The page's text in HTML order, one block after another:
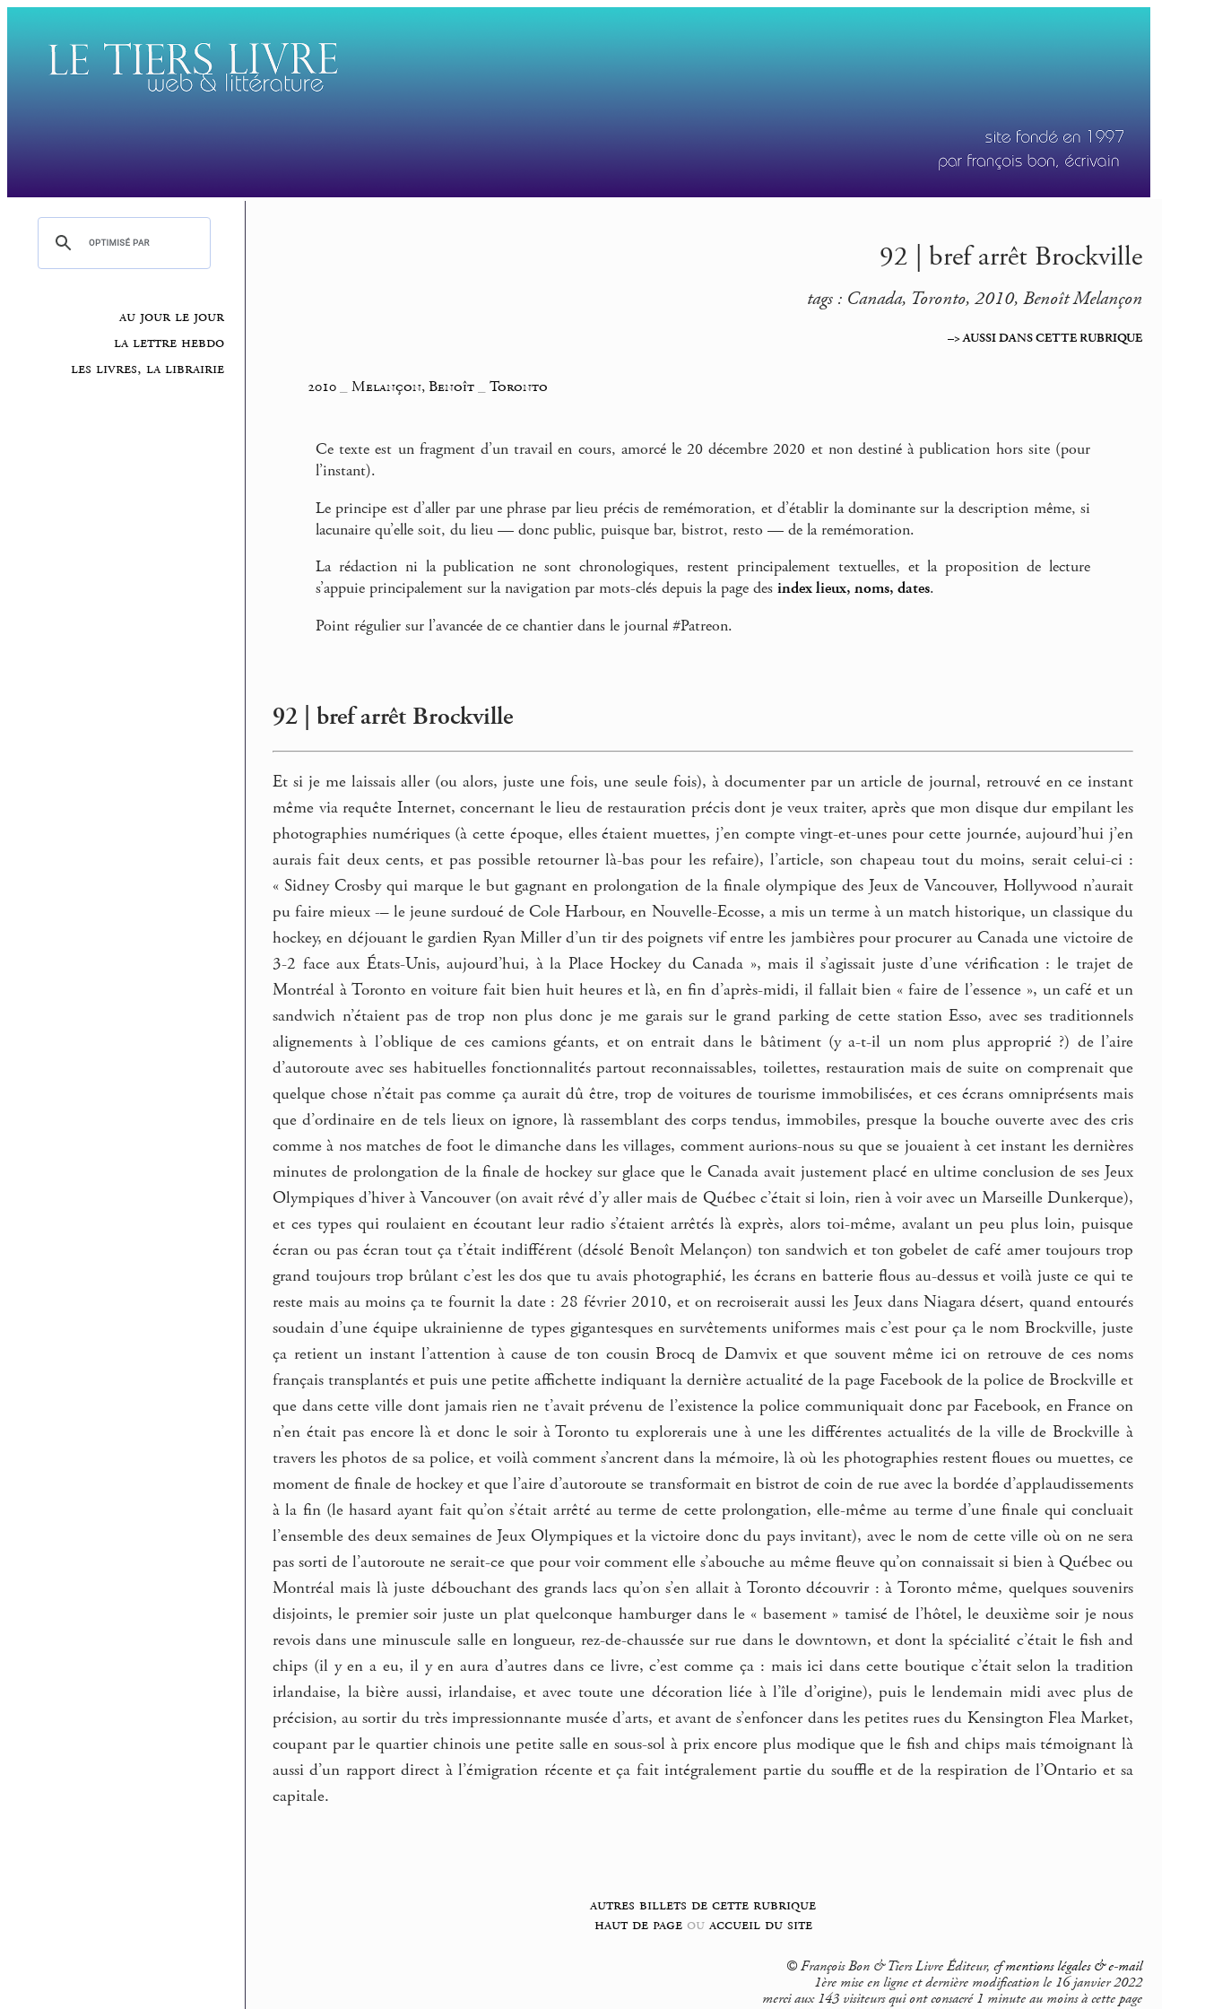
au jour le jour
la lettre hebdo
les livres, la librairie
92 | bref arrêt Brockville
tags : Canada, Toronto, 2010, Benoît Melançon
–> AUSSI DANS CETTE RUBRIQUE
2010 _Melançon, Benoît _Toronto
Ce texte est un fragment d’un travail en cours, amorcé le 20 décembre 2020 et non destiné à publication hors site (pour
l’instant).
Le principe est d’aller par une phrase par lieu précis de remémoration, et d’établir la dominante sur la description même, si
lacunaire qu’elle soit, du lieu — donc public, puisque bar, bistrot, resto — de la remémoration.
La rédaction ni la publication ne sont chronologiques, restent principalement textuelles, et la proposition de lecture
s’appuie principalement sur la navigation par mots-clés depuis la page des index lieux, noms, dates.
Point régulier sur l’avancée de ce chantier dans le journal #Patreon.
92 | bref arrêt Brockville
Et si je me laissais aller (ou alors, juste une fois, une seule fois), à documenter par un article de journal, retrouvé en ce instant
même via requête Internet, concernant le lieu de restauration précis dont je veux traiter, après que mon disque dur empilant les
photographies numériques (à cette époque, elles étaient muettes, j’en compte vingt-et-unes pour cette journée, aujourd’hui j’en
aurais fait deux cents, et pas possible retourner là-bas pour les refaire), l’article, son chapeau tout du moins, serait celui-ci :
« Sidney Crosby qui marque le but gagnant en prolongation de la finale olympique des Jeux de Vancouver, Hollywood n’aurait
pu faire mieux -– le jeune surdoué de Cole Harbour, en Nouvelle-Ecosse, a mis un terme à un match historique, un classique du
hockey, en déjouant le gardien Ryan Miller d’un tir des poignets vif entre les jambières pour procurer au Canada une victoire de
3-2 face aux États-Unis, aujourd’hui, à la Place Hockey du Canada », mais il s’agissait juste d’une vérification : le trajet de
Montréal à Toronto en voiture fait bien huit heures et là, en fin d’après-midi, il fallait bien « faire de l’essence », un café et un
sandwich n’étaient pas de trop non plus donc je me garais sur le grand parking de cette station Esso, avec ses traditionnels
alignements à l’oblique de ces camions géants, et on entrait dans le bâtiment (y a-t-il un nom plus approprié ?) de l’aire
d’autoroute avec ses habituelles fonctionnalités partout reconnaissables, toilettes, restauration mais de suite on comprenait que
quelque chose n’était pas comme ça aurait dû être, trop de voitures de tourisme immobilisées, et ces écrans omniprésents mais
que d’ordinaire en de tels lieux on ignore, là rassemblant des corps tendus, immobiles, presque la bouche ouverte avec des cris
comme à nos matches de foot le dimanche dans les villages, comment aurions-nous su que se jouaient à cet instant les dernières
minutes de prolongation de la finale de hockey sur glace que le Canada avait justement placé en ultime conclusion de ses Jeux
Olympiques d’hiver à Vancouver (on avait rêvé d’y aller mais de Québec c’était si loin, rien à voir avec un Marseille Dunkerque),
et ces types qui roulaient en écoutant leur radio s’étaient arrêtés là exprès, alors toi-même, avalant un peu plus loin, puisque
écran ou pas écran tout ça t’était indifférent (désolé Benoît Melançon) ton sandwich et ton gobelet de café amer toujours trop
grand toujours trop brûlant c’est les dos que tu avais photographié, les écrans en batterie flous au-dessus et voilà juste ce qui te
reste mais au moins ça te fournit la date : 28 février 2010, et on recroiserait aussi les Jeux dans Niagara désert, quand entourés
soudain d’une équipe ukrainienne de types gigantesques en survêtements uniformes mais c’est pour ça le nom Brockville, juste
ça retient un instant l’attention à cause de ton cousin Brocq de Damvix et que souvent même ici on retrouve de ces noms
français transplantés et puis une petite affichette indiquant la dernière actualité de la page Facebook de la police de Brockville et
que dans cette ville dont jamais rien ne t’avait prévenu de l’existence la police communiquait donc par Facebook, en France on
n’en était pas encore là et donc le soir à Toronto tu explorerais une à une les différentes actualités de la ville de Brockville à
travers les photos de sa police, et voilà comment s’ancrent dans la mémoire, là où les photographies restent floues ou muettes, ce
moment de finale de hockey et que l’aire d’autoroute se transformait en bistrot de coin de rue avec la bordée d’applaudissements
à la fin (le hasard ayant fait qu’on s’était arrêté au terme de cette prolongation, elle-même au terme d’une finale qui concluait
l’ensemble des deux semaines de Jeux Olympiques et la victoire donc du pays invitant), avec le nom de cette ville où on ne sera
pas sorti de l’autoroute ne serait-ce que pour voir comment elle s’abouche au même fleuve qu’on connaissait si bien à Québec ou
Montréal mais là juste débouchant des grands lacs qu’on s’en allait à Toronto découvrir : à Toronto même, quelques souvenirs
disjoints, le premier soir juste un plat quelconque hamburger dans le « basement » tamisé de l’hôtel, le deuxième soir je nous
revois dans une minuscule salle en longueur, rez-de-chaussée sur rue dans le downtown, et dont la spécialité c’était le fish and
chips (il y en a eu, il y en aura d’autres dans ce livre, c’est comme ça : mais ici dans cette boutique c’était selon la tradition
irlandaise, la bière aussi, irlandaise, et avec toute une décoration liée à l’île d’origine), puis le lendemain midi avec plus de
précision, au sortir du très impressionnante musée d’arts, et avant de s’enfoncer dans les petites rues du Kensington Flea Market,
coupant par le quartier chinois une petite salle en sous-sol à prix encore plus modique que le fish and chips mais témoignant là
aussi d’un rapport direct à l’émigration récente et ça fait intégralement partie du souffle et de la respiration de l’Ontario et sa
capitale.
autres billets de cette rubrique
haut de pageouaccueil du site
© François Bon & Tiers Livre Éditeur, cfmentions légales & e-mail
1ère mise en ligne et dernière modification le 16 janvier 2022
merci aux 143 visiteurs qui ont consacré 1 minute au moins à cette page